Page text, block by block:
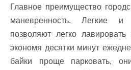
Главное преимущество
маневренность. Легкие и
позволяют легко
экономя десятки минут
байки проще парковать,